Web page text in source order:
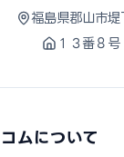
福島県郡山市堤
１３番８号
ムについて